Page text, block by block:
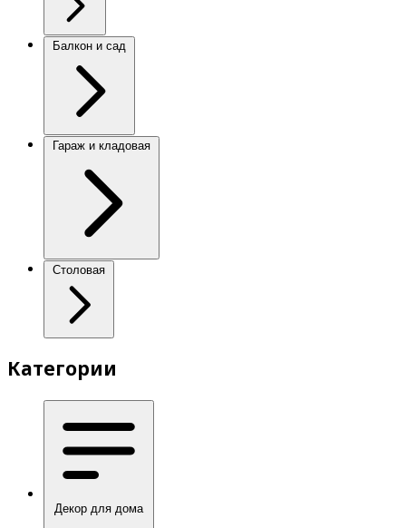
Балкон и сад
Гараж и кладовая
Столовая
Категории
Декор для дома